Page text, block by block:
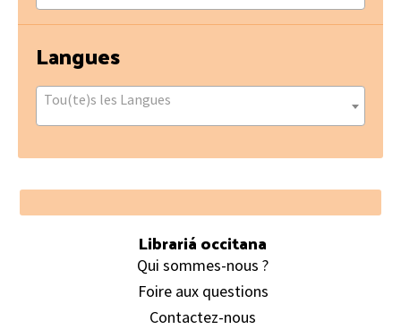
Langues
Tou(te)s les Langues
Footer
Librariá occitana
Qui sommes-nous ?
Foire aux questions
Contactez-nous